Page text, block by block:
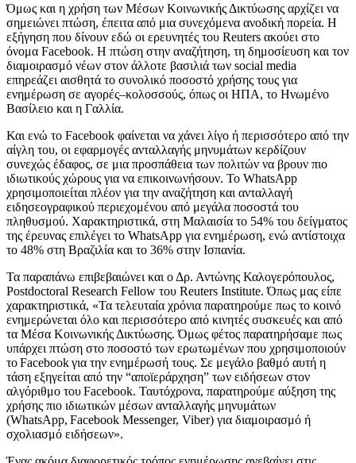
Όμως και η χρήση των Μέσων Κοινωνικής Δικτύωσης αρχίζει να
σημειώνει πτώση, έπειτα από μια συνεχόμενα ανοδική πορεία. Η
εξήγηση που δίνουν εδώ οι ερευνητές του Reuters ακούει στο
όνομα Facebook. Η πτώση στην αναζήτηση, τη δημοσίευση και τον
διαμοιρασμό νέων στον άλλοτε βασιλιά των social media
επηρεάζει αισθητά το συνολικό ποσοστό χρήσης τους για
ενημέρωση σε αγορές–κολοσσούς, όπως οι ΗΠΑ, το Ηνωμένο
Βασίλειο και η Γαλλία.
Και ενώ το Facebook φαίνεται να χάνει λίγο ή περισσότερο από την
αίγλη του, οι εφαρμογές ανταλλαγής μηνυμάτων κερδίζουν
συνεχώς έδαφος, σε μια προσπάθεια των πολιτών να βρουν πιο
ιδιωτικούς χώρους για να επικοινωνήσουν. Το WhatsApp
χρησιμοποιείται πλέον για την αναζήτηση και ανταλλαγή
ειδησεογραφικού περιεχομένου από μεγάλα ποσοστά του
πληθυσμού. Χαρακτηριστικά, στη Μαλαισία το 54% του δείγματος
της έρευνας επιλέγει το WhatsApp για ενημέρωση, ενώ αντίστοιχα
το 48% στη Βραζιλία και το 36% στην Ισπανία.
Τα παραπάνω επιβεβαιώνει και ο Δρ. Αντώνης Καλογερόπουλος,
Postdoctoral Research Fellow του Reuters Institute.Όπως μας είπε
χαρακτηριστικά, «Τα τελευταία χρόνια παρατηρούμε πως το κοινό
ενημερώνεται όλο και περισσότερο από κινητές συσκευές και από
τα Μέσα Κοινωνικής Δικτύωσης. Όμως φέτος παρατηρήσαμε πως
υπάρχει πτώση στο ποσοστό των ερωτωμένων που χρησιμοποιούν
τοFacebookγια την ενημέρωσή τους. Σε μεγάλο βαθμό αυτή η
τάση εξηγείται από την “αποϊεράρχηση” των ειδήσεων στον
αλγόριθμο του Facebook. Ταυτόχρονα, παρατηρούμε αύξηση της
χρήσης πιο ιδιωτικών μέσων ανταλλαγής μηνυμάτων
(WhatsApp, Facebook Messenger, Viber) για διαμοιρασμό ή
σχολιασμό ειδήσεων».